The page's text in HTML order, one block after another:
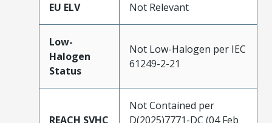
EU ELV Not Relevant
Low-
Halogen
Status
Not Low-Halogen per IEC
61249-2-21
REACH SVHC
Not Contained per
D(2025)7771-DC (04 Feb